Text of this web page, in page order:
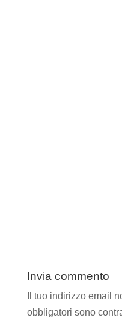
Invia commento
Il tuo indirizzo email
obbligatori sono